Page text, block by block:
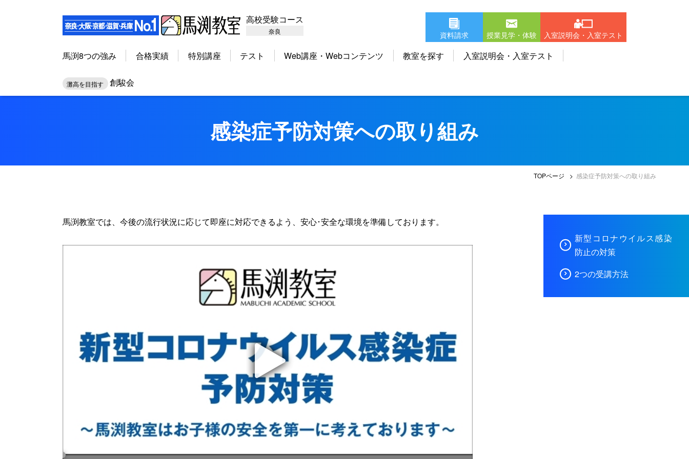
高校受験コース
奈良 資料請求 授業見学・体験 入室説明会・入室テスト
馬渕8つの強み 合格実績 特別講座 テスト Web講座・Webコンテンツ 教室を探す 入室説明会・入室テスト
灘高を目指す 創駿会
感染症予防対策への取り組み
TOPページ 感染症予防対策への取り組み
新型コロナウイルス感染
防止の対策
2つの受講方法
馬渕教室では、今後の流行状況に応じて即座に対応できるよう、安心･安全な環境を準備しております。